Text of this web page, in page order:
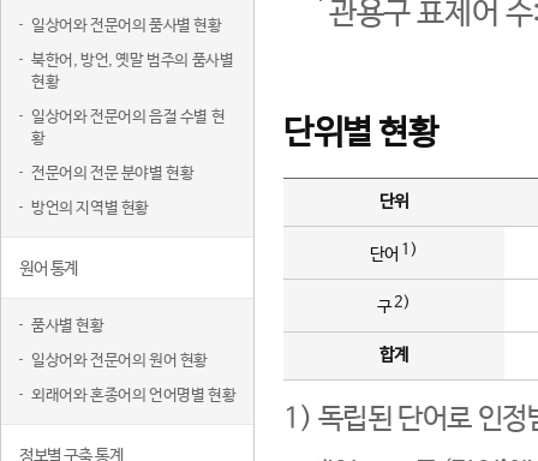
일상어와 전문어의 품사별 현황
북한어, 방언, 옛말 범주의 품사별
현황
일상어와 전문어의 음절 수별 현
황
전문어의 전문 분야별 현황
방언의 지역별 현황
원어 통계
품사별 현황
일상어와 전문어의 원어 현황
외래어와 혼종어의 언어명별 현황
정보별 구축 통계
관용구 표제어
단위별 현황
단위
단어 1)
구2)
합계
1) 독립된 단어로 인정